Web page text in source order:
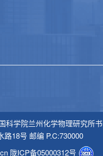
学院兰州化学物理研究所
路18号 邮编 P.C:730000
陇ICP备05000312号